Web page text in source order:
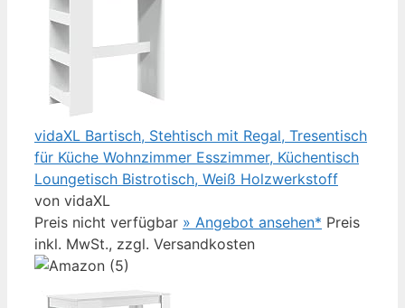
vidaXL Bartisch, Stehtisch mit Regal, Tresentisch
für Küche Wohnzimmer Esszimmer, Küchentisch
Loungetisch Bistrotisch, Weiß Holzwerkstoff
von vidaXL
Preis nicht verfügbar » Angebot ansehen* Preis
inkl. MwSt., zzgl. Versandkosten